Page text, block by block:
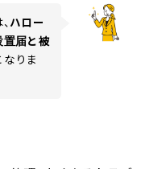
ハロー
置届と被
りま